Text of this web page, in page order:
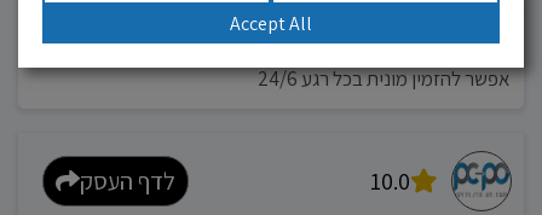
מוניות רחובות בילו
אפשר להזמין מונית בכל רגע 24/6
10.0 לדף העסק
Accept All